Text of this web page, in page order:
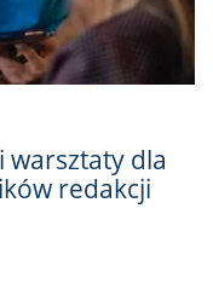
warsztaty dla
redakcji